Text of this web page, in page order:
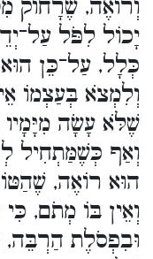
וְרוֹאֶה, שֶׁרָחוֹק
יָכוֹל לִפֹּל
כְּלָל, עַל־כֵּן
וְלִמְצֹא בְּעַצְמוֹ
שֶׁלֹּא עָשָׂה
וְאַף כְּשֶׁמַּתְחִיל
הוּא רוֹאֶה,
וְאֵין בּוֹ מְתֹם,
וּבִפְסֹלֶת הַרְבֵּה,